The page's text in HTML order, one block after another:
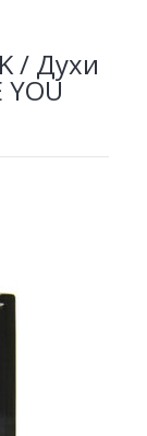
/ Духи
YOU